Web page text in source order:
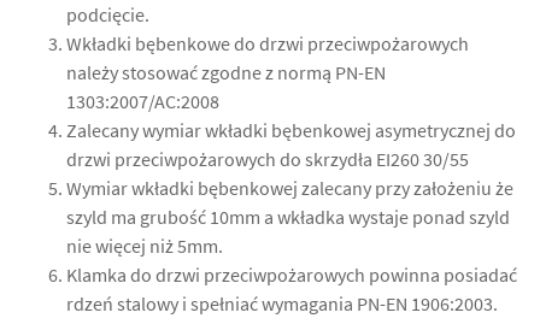
podcięcie.
Wkładki bębenkowe do drzwi przeciwpożarowych
należy stosować zgodne z normą PN-EN
1303:2007/AC:2008
Zalecany wymiar wkładki bębenkowej asymetrycznej do
drzwi przeciwpożarowych do skrzydła EI260 30/55
Wymiar wkładki bębenkowej zalecany przy założeniu że
szyld ma grubość 10mm a wkładka wystaje ponad szyld
nie więcej niż 5mm.
Klamka do drzwi przeciwpożarowych powinna posiadać
rdzeń stalowy i spełniać wymagania PN-EN 1906:2003.